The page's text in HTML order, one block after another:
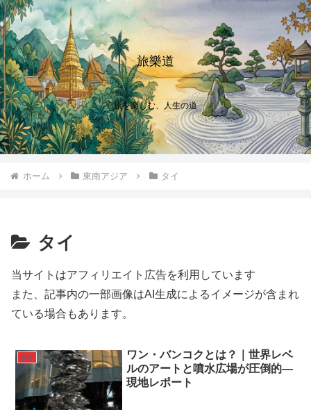
旅樂道
旅を楽しむ、人生の道
ホーム 東南アジア タイ
タイ
当サイトはアフィリエイト広告を利用しています
また、記事内の一部画像はAI生成によるイメージが含まれ
ている場合もあります。
タイ
ワン・バンコクとは？｜世界レベ
ルのアートと噴水広場が圧倒的—
現地レポート